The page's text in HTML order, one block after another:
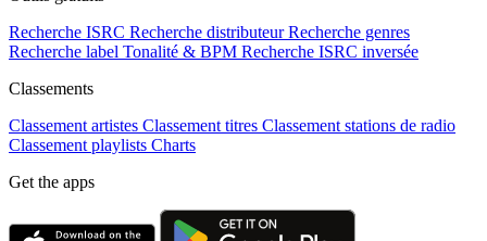
Recherche ISRC Recherche distributeur Recherche genres
Recherche label Tonalité & BPM Recherche ISRC inversée
Classements
Classement artistes Classement titres Classement stations de radio
Classement playlists Charts
Get the apps